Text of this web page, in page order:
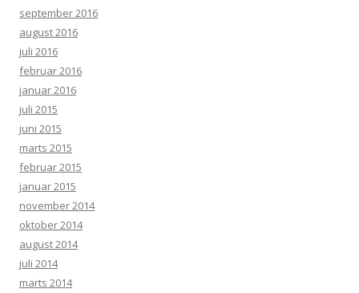
september 2016
august 2016
juli 2016
februar 2016
januar 2016
juli 2015
juni 2015
marts 2015
februar 2015
januar 2015
november 2014
oktober 2014
august 2014
juli 2014
marts 2014